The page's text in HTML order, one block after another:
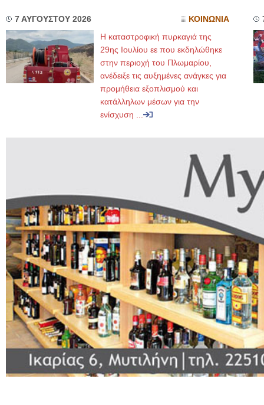
7 ΑΥΓΟΥΣΤΟΥ 2026 ΚΟΙΝΩΝΙΑ
Η καταστροφική πυρκαγιά της
29ης Ιουλίου εε που εκδηλώθηκε
στην περιοχή του Πλωμαρίου,
ανέδειξε τις αυξημένες ανάγκες για
προμήθεια εξοπλισμού και
κατάλληλων μέσων για την
ενίσχυση ...